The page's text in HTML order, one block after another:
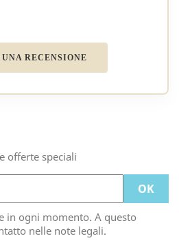
RECENSIONE
offerte speciali
in ogni momento. A questo
nelle note legali.